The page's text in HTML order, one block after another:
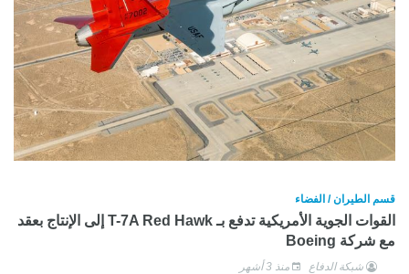
قسم الطيران / الفضاء
القوات الجوية الأمريكية تدفع بـ T-7A Red Hawk إلى الإنتاج بعقد
مع شركة Boeing
شبكة الدفاع منذ 3 أشهر